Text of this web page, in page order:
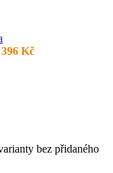
396 Kč
bez přidaného